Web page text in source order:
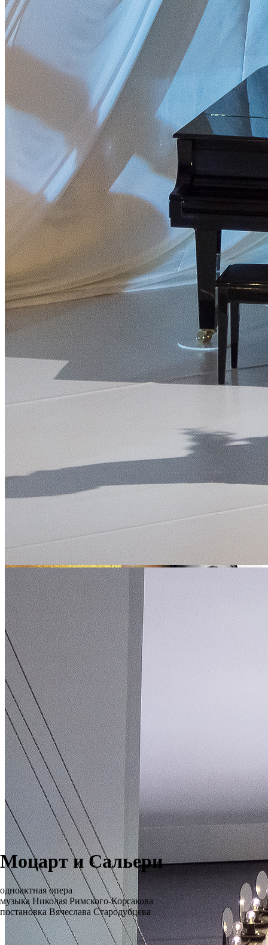
Моцарт и Сальери
одноактная опера
музыка Николая Римского-Корсакова
постановка Вячеслава Стародубцева